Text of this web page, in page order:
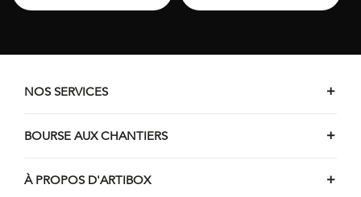
NOS SERVICES
BOURSE AUX CHANTIERS
À PROPOS D'ARTIBOX